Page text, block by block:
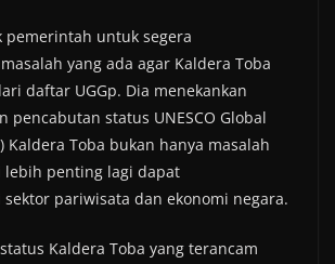
pemerintah untuk segera
yang ada agar Kaldera Toba
daftar UGGp. Dia menekankan
pencabutan status UNESCO Global
Kaldera Toba bukan hanya masalah
lebih penting lagi dapat
pariwisata dan ekonomi negara.
Kaldera Toba yang terancam